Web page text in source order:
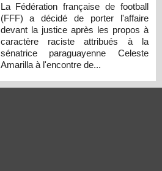
La Fédération française de football
(FFF) a décidé de porter l'affaire
devant la justice après les propos à
caractère raciste attribués à la
sénatrice paraguayenne Celeste
Amarilla à l'encontre de...